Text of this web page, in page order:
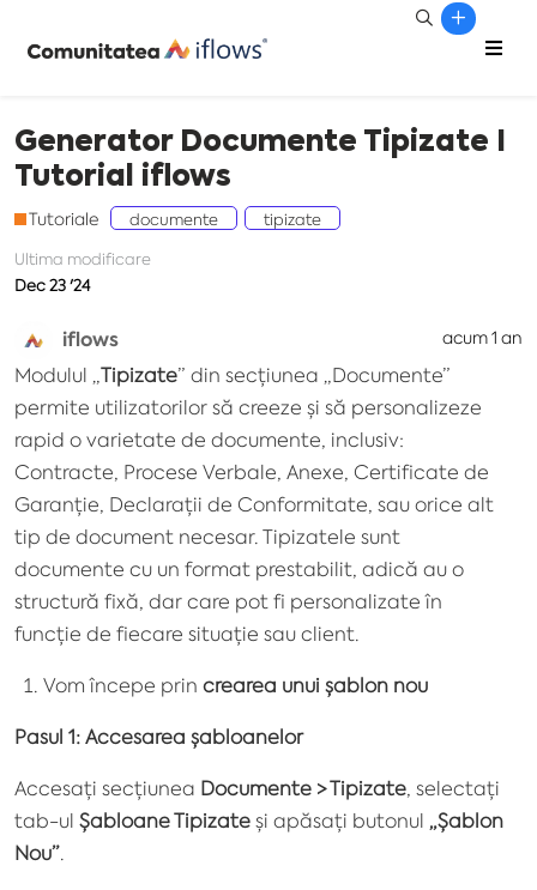
Generator Documente Tipizate I
Tutorial iflows
Tutoriale documente
tipizate
Ultima modificare
Dec 23 '24
iflows acum 1 an
Modulul „ Tipizate” din secțiunea „Documente”
permite utilizatorilor să creeze și să personalizeze
rapid o varietate de documente, inclusiv:
Contracte, Procese Verbale, Anexe, Certificate de
Garanție, Declarații de Conformitate, sau orice alt
tip de document necesar. Tipizatele sunt
documente cu un format prestabilit, adică au o
structură fixă, dar care pot fi personalizate în
funcție de fiecare situație sau client.
Vom începe prin crearea unui șablon nou
Pasul 1: Accesarea șabloanelor
Accesați secțiunea Documente > Tipizate, selectați
tab-ul Șabloane Tipizate și apăsați butonul „Șablon
Nou”.